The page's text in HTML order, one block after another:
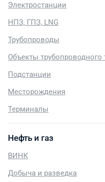
Электростанции
НПЗ, ГПЗ, LNG
Трубопроводы
Объекты трубопроводного
Подстанции
Месторождения
Терминалы
Нефть и газ
ВИНК
Добыча и разведка